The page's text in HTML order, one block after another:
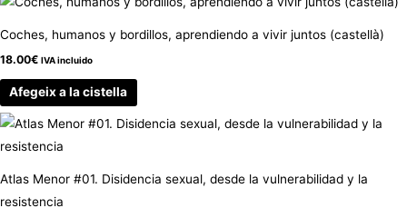
Coches, humanos y bordillos, aprendiendo a vivir juntos (castellà)
18.00€ IVA incluido
Afegeix a la cistella
Atlas Menor #01. Disidencia sexual, desde la vulnerabilidad y la
resistencia